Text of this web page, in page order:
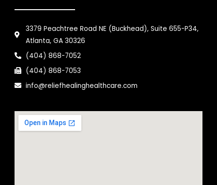
3379 Peachtree Road NE (Buckhead), Suite 655-P34,
Atlanta, GA 30326
(404) 868-7052
(404) 868-7053
info@reliefhealinghealthcare.com